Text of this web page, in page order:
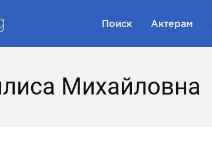
Поиск Актерам
Михайловна